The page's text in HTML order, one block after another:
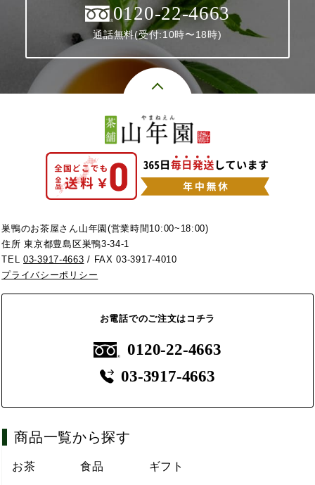
0120-22-4663
通話無料(受付:10時〜18時)
巣鴨のお茶屋さん山年園(営業時間10:00~18:00)
住所 東京都豊島区巣鴨3-34-1
TEL03-3917-4663 / FAX 03-3917-4010
プライバシーポリシー
お電話でのご注文はコチラ
0120-22-4663
03-3917-4663
商品一覧から探す
お茶 食品 ギフト